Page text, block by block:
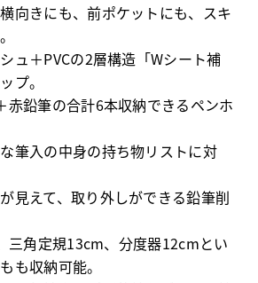
向きにも、前ポケットにも、スキ
ュ＋PVCの2層構造「Wシート補
プ。
赤鉛筆の合計6本収納できるペンホ
筆入の中身の持ち物リストに対
見えて、取り外しができる鉛筆削
三角定規13cm、分度器12cmとい
も収納可能。